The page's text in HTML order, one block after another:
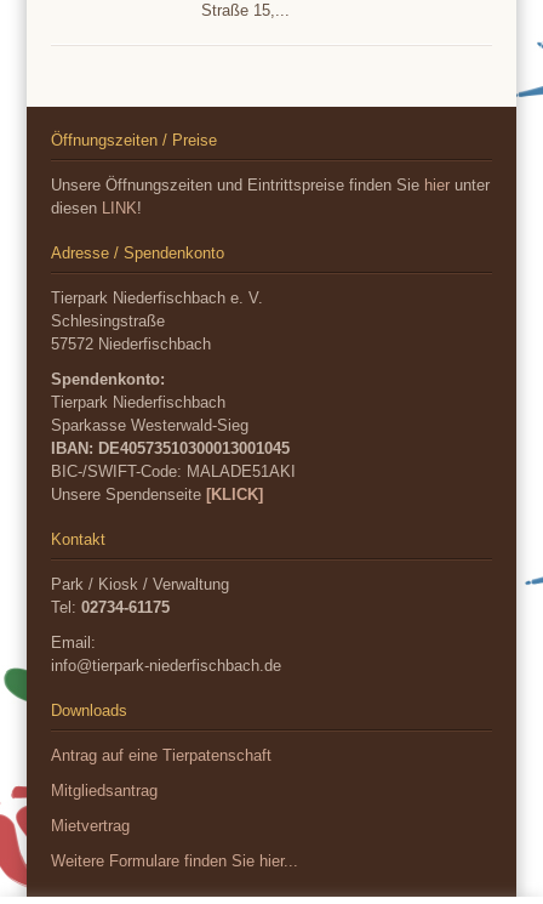
Straße 15,...
Öffnungszeiten / Preise
Unsere Öffnungszeiten und Eintrittspreise finden Sie hier unter
diesen LINK!
Adresse / Spendenkonto
Tierpark Niederfischbach e. V.
Schlesingstraße
57572 Niederfischbach
Spendenkonto:
Tierpark Niederfischbach
Sparkasse Westerwald-Sieg
IBAN: DE40573510300013001045
BIC-/SWIFT-Code: MALADE51AKI
Unsere Spendenseite [KLICK]
Kontakt
Park / Kiosk / Verwaltung
Tel:02734-61175
Email:
info@tierpark-niederfischbach.de
Downloads
Antrag auf eine Tierpatenschaft
Mitgliedsantrag
Mietvertrag
Weitere Formulare finden Sie hier...